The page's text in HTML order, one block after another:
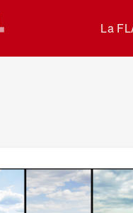
La